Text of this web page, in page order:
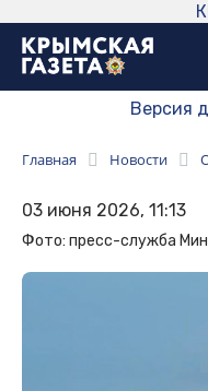
Версия
Главная Новости
03 июня 2026, 11:13
Фото: пресс-служба